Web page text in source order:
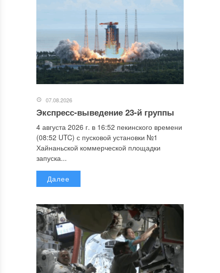
07.08.2026
Экспресс-выведение 23-й группы
4 августа 2026 г. в 16:52 пекинского времени
(08:52 UTC) с пусковой установки №1
Хайнаньской коммерческой площадки
запуска...
Далее